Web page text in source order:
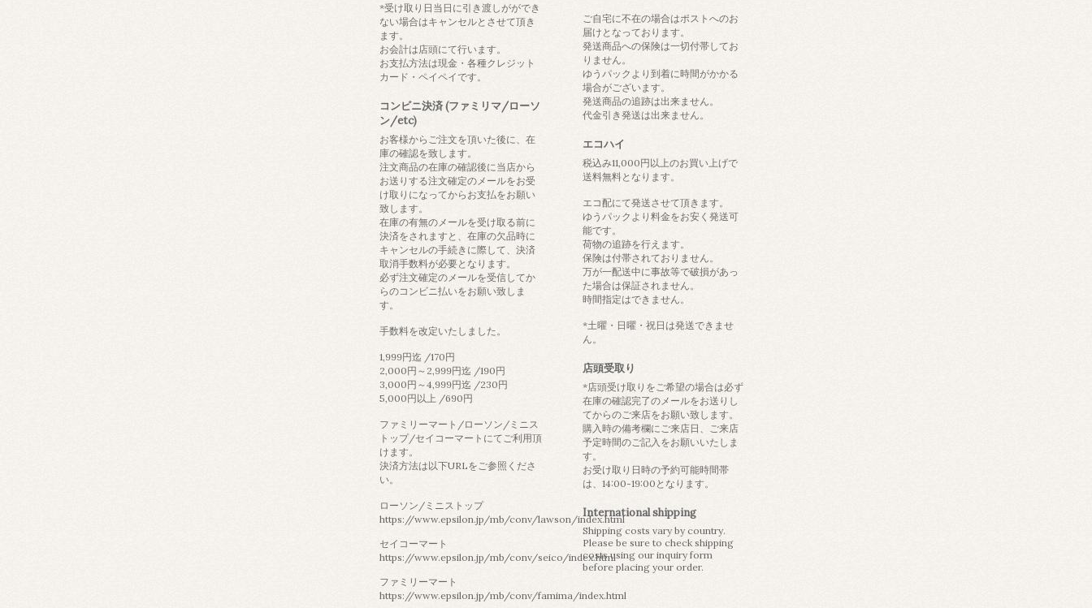
*受け取り日当日に引き渡しがができ
ない場合はキャンセルとさせて頂き
ます。
お会計は店頭にて行います。
お支払方法は現金・各種クレジット
カード・ペイペイです。
コンビニ決済 (ファミリマ/ローソ
ン/etc)
お客様からご注文を頂いた後に、在
庫の確認を致します。
注文商品の在庫の確認後に当店から
お送りする注文確定のメールをお受
け取りになってからお支払をお願い
致します。
在庫の有無のメールを受け取る前に
決済をされますと、在庫の欠品時に
キャンセルの手続きに際して、決済
取消手数料が必要となります。
必ず注文確定のメールを受信してか
らのコンビニ払いをお願い致しま
す。
手数料を改定いたしました。
1,999円迄 /170円
2,000円～2,999円迄 /190円
3,000円～4,999円迄 /230円
5,000円以上 /690円
ファミリーマート/ローソン/ミニス
トップ/セイコーマートにてご利用頂
けます。
決済方法は以下URLをご参照くださ
い。
ローソン/ミニストップ
https://www.epsilon.jp/mb/conv/lawson/index.html
セイコーマート
https://www.epsilon.jp/mb/conv/seico/index.html
ファミリーマート
https://www.epsilon.jp/mb/conv/famima/index.html
ご自宅に不在の場合はポストへのお
届けとなっております。
発送商品への保険は一切付帯してお
りません。
ゆうパックより到着に時間がかかる
場合がございます。
発送商品の追跡は出来ません。
代金引き発送は出来ません。
エコハイ
税込み11,000円以上のお買い上げで
送料無料となります。
エコ配にて発送させて頂きます。
ゆうパックより料金をお安く発送可
能です。
荷物の追跡を行えます。
保険は付帯されておりません。
万が一配送中に事故等で破損があっ
た場合は保証されません。
時間指定はできません。
*土曜・日曜・祝日は発送できませ
ん。
店頭受取り
*店頭受け取りをご希望の場合は必ず
在庫の確認完了のメールをお送りし
てからのご来店をお願い致します。
購入時の備考欄にご来店日、ご来店
予定時間のご記入をお願いいたしま
す。
お受け取り日時の予約可能時間帯
は、14:00-19:00となります。
International shipping
Shipping costs vary by country.
Please be sure to check shipping
costs using our inquiry form
before placing your order.